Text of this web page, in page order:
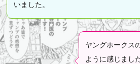
いました。
ヤングホークス
ように感じまし